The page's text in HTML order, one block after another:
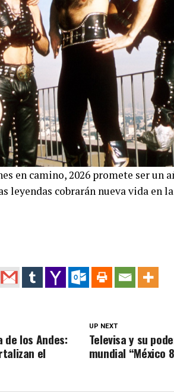
en camino, 2026 promete ser un
leyendas cobrarán nueva vida en
UP NEXT
Televisa y su
mundial “México
los Andes:
el